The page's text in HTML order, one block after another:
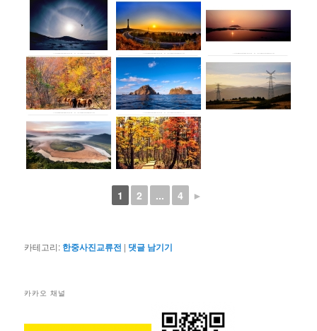
1 2 ... 4 ►
카테고리: 한중사진교류전 | 댓글 남기기
카카오 채널